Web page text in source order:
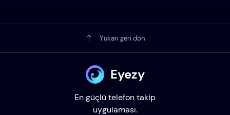
Yukarı geri dön
Eyezy
En güçlü telefon takip
uygulaması.